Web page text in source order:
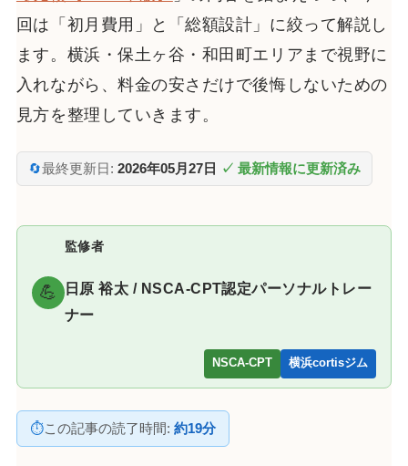
回は「初月費用」と「総額設計」に絞って解説し
ます。横浜・保土ヶ谷・和田町エリアまで視野に
入れながら、料金の安さだけで後悔しないための
見方を整理していきます。
🔄最終更新日: 2026年05月27日 ✓ 最新情報に更新済み
💪
監修者
日原 裕太 / NSCA-CPT認定パーソナルトレー
ナー
NSCA-CPT 横浜cortisジム
⏱この記事の読了時間: 約19分